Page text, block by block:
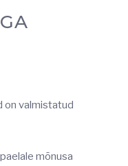
on valmistatud
mõnusa